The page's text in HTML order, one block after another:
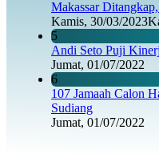
Makassar
Kamis, 30/03/2023
5
Andi Seto Puji
Jumat, 01/07/2022
6
107 Jamaah Calon
Sudiang
Jumat, 01/07/2022